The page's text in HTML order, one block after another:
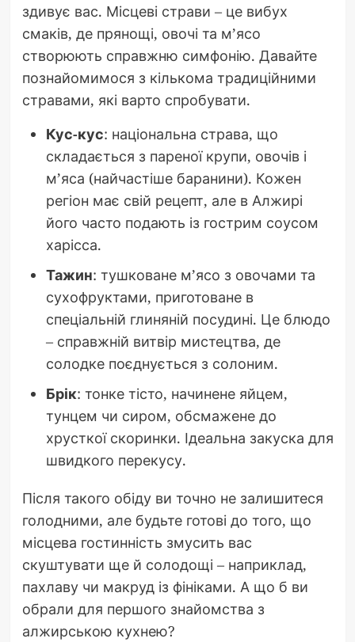
здивує вас. Місцеві страви – це вибух
смаків, де прянощі, овочі та м’ясо
створюють справжню симфонію. Давайте
познайомимося з кількома традиційними
стравами, які варто спробувати.
Кус-кус: національна страва, що
складається з пареної крупи, овочів і
м’яса (найчастіше баранини). Кожен
регіон має свій рецепт, але в Алжирі
його часто подають із гострим соусом
харісса.
Тажин: тушковане м’ясо з овочами та
сухофруктами, приготоване в
спеціальній глиняній посудині. Це блюдо
– справжній витвір мистецтва, де
солодке поєднується з солоним.
Брік: тонке тісто, начинене яйцем,
тунцем чи сиром, обсмажене до
хрусткої скоринки. Ідеальна закуска для
швидкого перекусу.
Після такого обіду ви точно не залишитеся
голодними, але будьте готові до того, що
місцева гостинність змусить вас
скуштувати ще й солодощі – наприклад,
пахлаву чи макруд із фініками. А що б ви
обрали для першого знайомства з
алжирською кухнею?